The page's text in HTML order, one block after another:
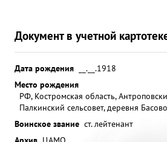
Документ в учетной
Дата рождения
__.__.1918
Место рождения
РФ, Костромская область,
Палкинский сельсовет, деревня Басово
Воинское звание ст. лейтенант